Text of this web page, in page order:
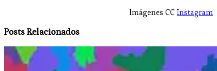
Imágenes CC Instagram
Posts Relacionados